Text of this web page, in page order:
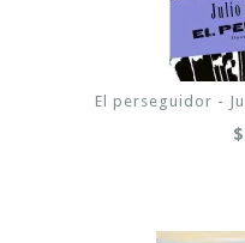
El perseguidor -